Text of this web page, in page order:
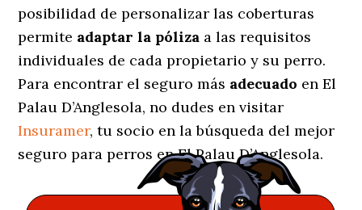
posibilidad de personalizar las coberturas
permite adaptar la póliza a las requisitos
individuales de cada propietario y su perro.
Para encontrar el seguro más adecuado en El
Palau D’Anglesola, no dudes en visitar
Insuramer, tu socio en la búsqueda del mejor
seguro para perros en El Palau D’Anglesola.